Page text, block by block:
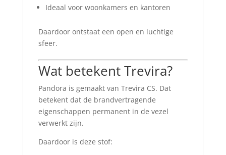
Ideaal voor woonkamers en kantoren
Daardoor ontstaat een open en luchtige
sfeer.
Wat betekent Trevira?
Pandora is gemaakt van Trevira CS. Dat
betekent dat de brandvertragende
eigenschappen permanent in de vezel
verwerkt zijn.
Daardoor is deze stof: